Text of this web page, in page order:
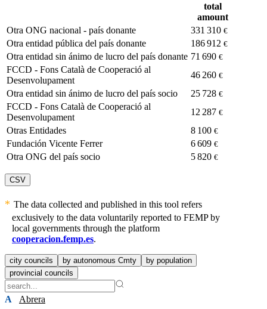
total
amount
Otra ONG nacional - país donante
331 310 €
Otra entidad pública del país donante 186 912 €
Otra entidad sin ánimo de lucro del país donante 71 690 €
FCCD - Fons Català de Cooperació al
Desenvolupament
46 260 €
Otra entidad sin ánimo de lucro del país socio 25 728 €
FCCD - Fons Català de Cooperació al
Desenvolupament
12 287 €
Otras Entidades 8 100 €
Fundación Vicente Ferrer 6 609 €
Otra ONG del país socio 5 820 €
CSV
The data collected and published in this tool refers
exclusively to the data voluntarily reported to FEMP by
local governments through the platform
cooperacion.femp.es.
city councils by autonomous Cmty
by population
provincial councils
A
Abrera